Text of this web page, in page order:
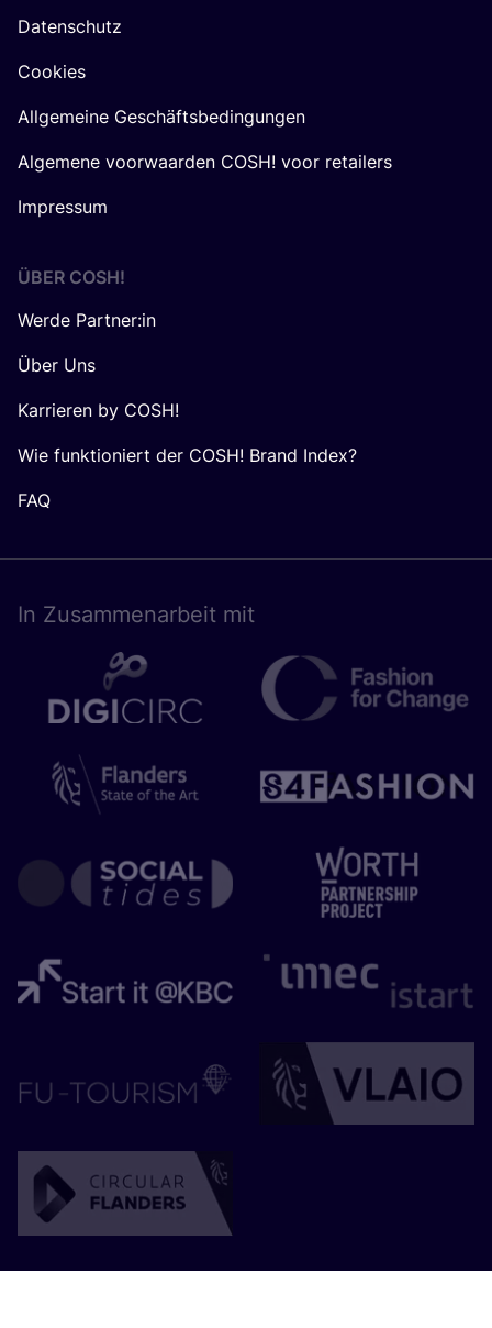
Datenschutz
Cookies
Allgemeine Geschäftsbedingungen
Algemene voorwaarden COSH! voor retailers
Impressum
ÜBER COSH!
Werde Partner:in
Über Uns
Karrieren by COSH!
Wie funktioniert der COSH! Brand Index?
FAQ
In Zusam­men­ar­beit mit